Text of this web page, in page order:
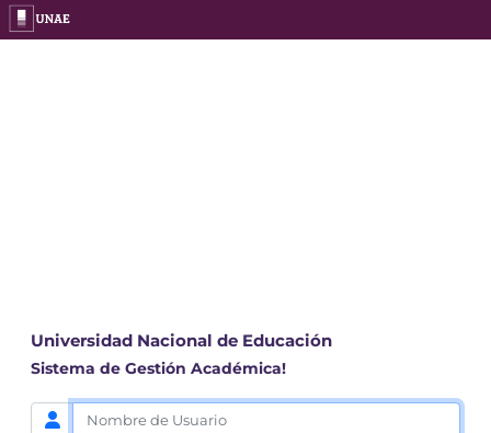
Universidad Nacional de Educación
Sistema de Gestión Académica!